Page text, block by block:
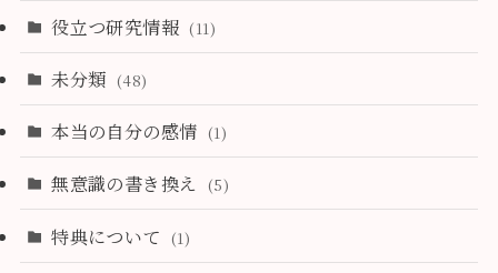
役立つ研究情報 (11)
未分類 (48)
本当の自分の感情 (1)
無意識の書き換え (5)
特典について (1)